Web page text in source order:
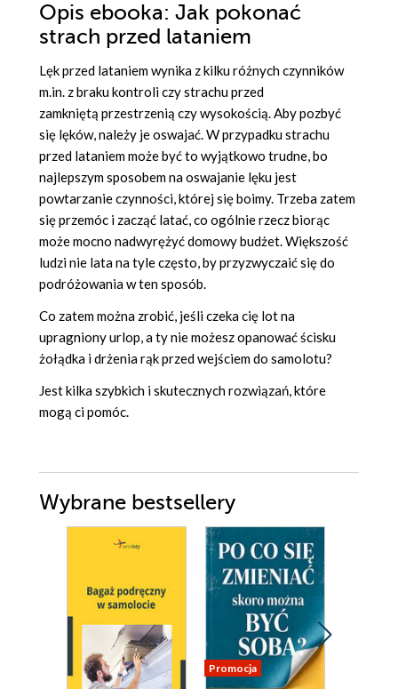
Opis ebooka: Jak pokonać
strach przed lataniem
Lęk przed lataniem wynika z kilku różnych czynników
m.in. z braku kontroli czy strachu przed
zamkniętą przestrzenią czy wysokością. Aby pozbyć
się lęków, należy je oswajać. W przypadku strachu
przed lataniem może być to wyjątkowo trudne, bo
najlepszym sposobem na oswajanie lęku jest
powtarzanie czynności, której się boimy. Trzeba zatem
się przemóc i zacząć latać, co ogólnie rzecz biorąc
może mocno nadwyrężyć domowy budżet. Większość
ludzi nie lata na tyle często, by przyzwyczaić się do
podróżowania w ten sposób.
Co zatem można zrobić, jeśli czeka cię lot na
upragniony urlop, a ty nie możesz opanować ścisku
żołądka i drżenia rąk przed wejściem do samolotu?
Jest kilka szybkich i skutecznych rozwiązań, które
mogą ci pomóc.
Wybrane bestsellery
Promocja